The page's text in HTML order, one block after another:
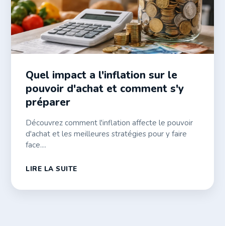
Quel impact a l'inflation sur le
pouvoir d'achat et comment s'y
préparer
Découvrez comment l'inflation affecte le pouvoir
d'achat et les meilleures stratégies pour y faire
face....
LIRE LA SUITE